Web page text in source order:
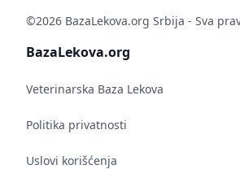
©2026 BazaLekova.org Srbija - Sva
BazaLekova.org
Veterinarska Baza Lekova
Politika privatnosti
Uslovi korišćenja